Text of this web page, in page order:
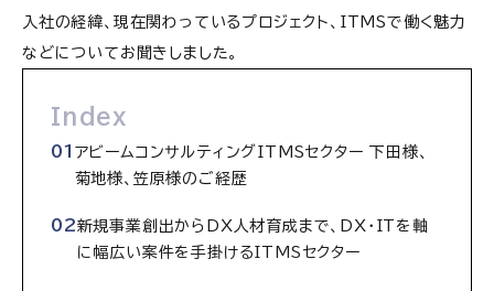
入社の経緯、現在関わっているプロジェクト、ITMSで働く魅力
などについてお聞きしました。
Index
アビームコンサルティングITMSセクター 下田様、
菊地様、笠原様のご経歴
新規事業創出からDX人材育成まで、DX・ITを軸
に幅広い案件を手掛けるITMSセクター